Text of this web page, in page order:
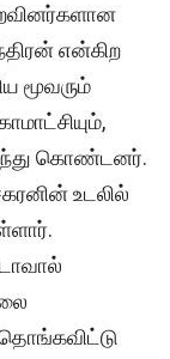
என்கிற
மூவரும்
கொண்டனர்.
உடலில்